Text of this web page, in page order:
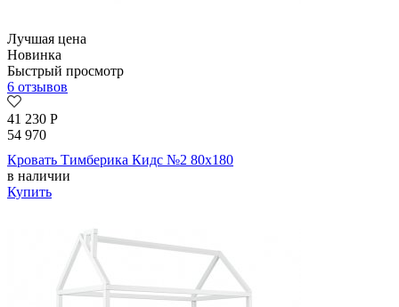
Лучшая цена
Новинка
Быстрый просмотр
6 отзывов
41 230 Р
54 970
Кровать Тимберика Кидс №2 80х180
в наличии
Купить